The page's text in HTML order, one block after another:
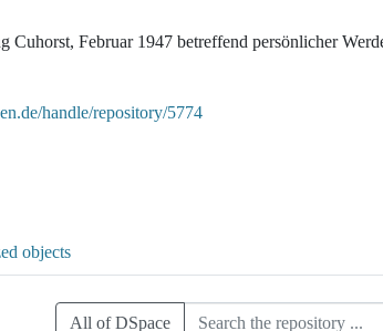
Cuhorst, Februar 1947 betreffend persönlicher
handle/repository/5774
objects
All of DSpace